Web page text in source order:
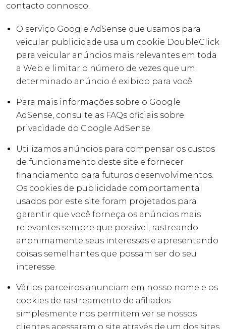
contacto connosco.
O serviço Google AdSense que usamos para
veicular publicidade usa um cookie DoubleClick
para veicular anúncios mais relevantes em toda
a Web e limitar o número de vezes que um
determinado anúncio é exibido para você.
Para mais informações sobre o Google
AdSense, consulte as FAQs oficiais sobre
privacidade do Google AdSense.
Utilizamos anúncios para compensar os custos
de funcionamento deste site e fornecer
financiamento para futuros desenvolvimentos.
Os cookies de publicidade comportamental
usados ​​por este site foram projetados para
garantir que você forneça os anúncios mais
relevantes sempre que possível, rastreando
anonimamente seus interesses e apresentando
coisas semelhantes que possam ser do seu
interesse.
Vários parceiros anunciam em nosso nome e os
cookies de rastreamento de afiliados
simplesmente nos permitem ver se nossos
clientes acessaram o site através de um dos sites